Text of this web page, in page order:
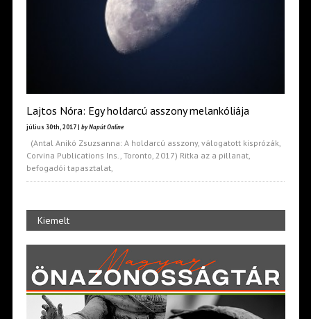
Lajtos Nóra: Egy holdarcú asszony melankóliája
július 30th, 2017 | by Napút Online
(Antal Anikó Zsuzsanna: A holdarcú asszony, válogatott kisprózák,
Corvina Publications Ins., Toronto, 2017) Ritka az a pillanat,
befogadói tapasztalat,
Kiemelt